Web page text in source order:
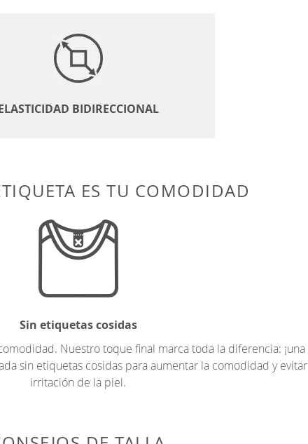
BIDIRECCIONAL
ES TU COMODIDAD
Sin etiquetas cosidas
Nuestro toque final marca toda la diferencia: ¡una
sin etiquetas cosidas para aumentar la comodidad y evitar
irritación de la piel.